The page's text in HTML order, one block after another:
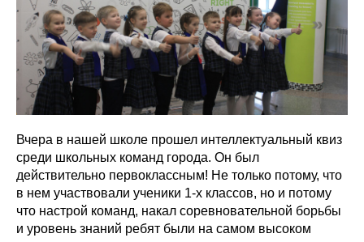
Вчера в нашей школе прошел интеллектуальный квиз
среди школьных команд города. Он был
действительно первоклассным! Не только потому, что
в нем участвовали ученики 1-х классов, но и потому
что настрой команд, накал соревновательной борьбы
и уровень знаний ребят были на самом высоком